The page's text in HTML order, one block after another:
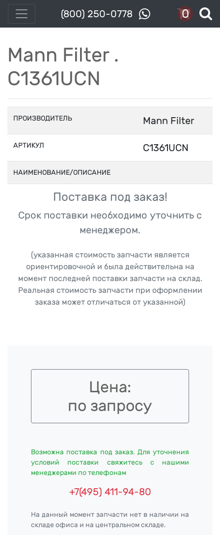
(800) 250-0778 0
Mann Filter .
C1361UCN
ПРОИЗВОДИТЕЛЬ Mann Filter
АРТИКУЛ C1361UCN
НАИМЕНОВАНИЕ/ОПИСАНИЕ
Поставка под заказ!
Срок поставки необходимо уточнить с
менеджером.
(указанная стоимость запчасти является
ориентировочной и была действительна на
момент последней поставки запчасти на склад.
Реальная стоимость запчасти при оформлении
заказа может отличаться от указанной)
Цена:
по запросу
Возможна поставка под заказ. Для уточнения
условий поставки свяжитесь с нашими
менеджерами по телефонам
+7(495) 411-94-80
На данный момент запчасти нет в наличии на
складе офиса и на центральном складе.